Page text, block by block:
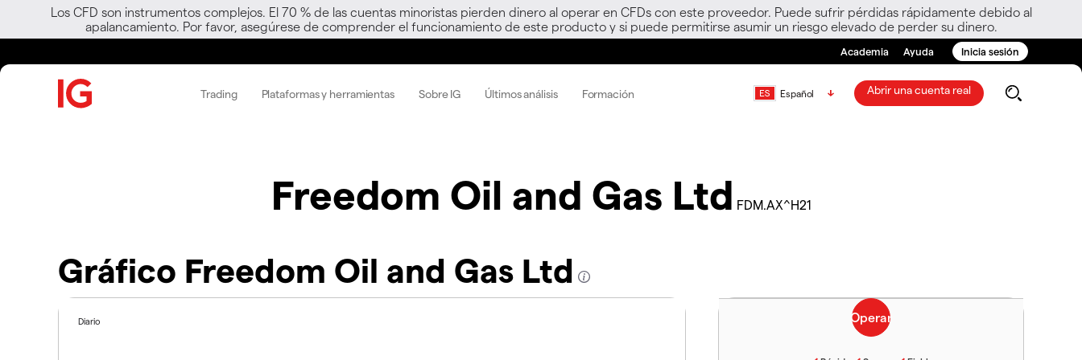
Los CFD son instrumentos complejos. El 70 % de las cuentas minoristas pierden dinero al operar en CFDs con este proveedor. Puede sufrir pérdidas rápidamente debido al
apalancamiento. Por favor, asegúrese de comprender el funcionamiento de este producto y si puede permitirse asumir un riesgo elevado de perder su dinero.
Academia Ayuda Inicia sesión
Trading Plataformas y herramientas Sobre IG Últimos análisis Formación Español Abrir una cuenta real
Freedom Oil and Gas Ltd FDM.AX^H21
Gráfico Freedom Oil and Gas Ltd
Diario